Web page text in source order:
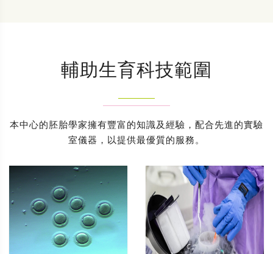
輔助生育科技範圍
本中心的胚胎學家擁有豐富的知識及經驗，配合先進的實驗
室儀器，以提供最優質的服務。